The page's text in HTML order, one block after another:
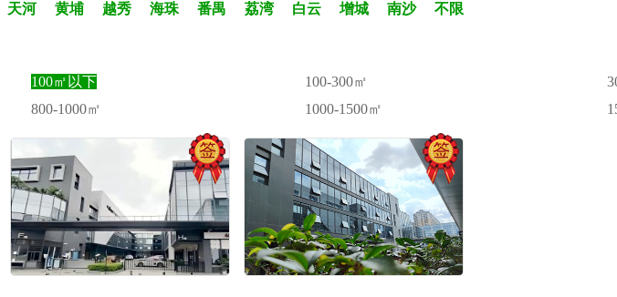
天河 黄埔 越秀 海珠 番禺 荔湾 白云 增城 南沙 不限
100㎡以下 100-300㎡
800-1000㎡
1000-1500㎡